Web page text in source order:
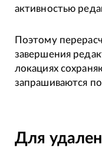
активностью
Поэтому
завершения
локациях
запрашиваются
Для